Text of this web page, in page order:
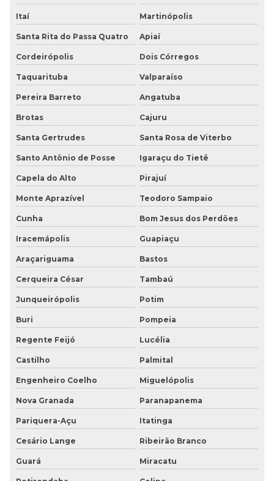
Itaí Martinópolis
Santa Rita do Passa Quatro Apiaí
Cordeirópolis Dois Córregos
Taquarituba Valparaíso
Pereira Barreto Angatuba
Brotas Cajuru
Santa Gertrudes Santa Rosa de Viterbo
Santo Antônio de Posse Igaraçu do Tietê
Capela do Alto Pirajuí
Monte Aprazível Teodoro Sampaio
Cunha Bom Jesus dos Perdões
Iracemápolis Guapiaçu
Araçariguama Bastos
Cerqueira César Tambaú
Junqueirópolis Potim
Buri Pompeia
Regente Feijó Lucélia
Castilho Palmital
Engenheiro Coelho Miguelópolis
Nova Granada Paranapanema
Pariquera-Açu Itatinga
Cesário Lange Ribeirão Branco
Guará Miracatu